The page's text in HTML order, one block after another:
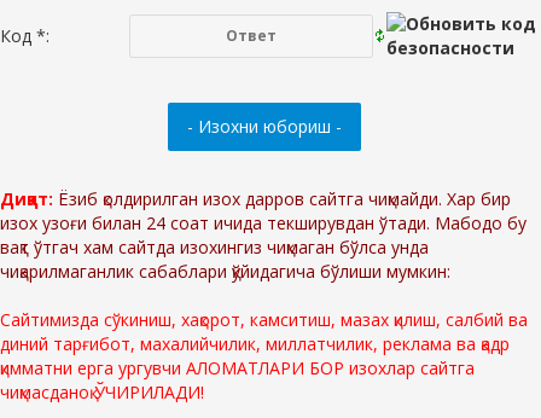
Код *:
Диққат: Ёзиб қолдирилган изох дарров сайтга чиқмайди. Хар бир
изох узоғи билан 24 соат ичида текширувдан ўтади. Мабодо бу
вақт ўтгач хам сайтда изохингиз чиқмаган бўлса унда
чиқарилмаганлик сабаблари қўйидагича бўлиши мумкин:
Сайтимизда сўкиниш, хақорот, камситиш, мазах қилиш, салбий ва
диний тарғибот, махалийчилик, миллатчилик, реклама ва қадр
қимматни ерга ургувчи АЛОМАТЛАРИ БОР изохлар сайтга
чиқмасданоқ ЎЧИРИЛАДИ!